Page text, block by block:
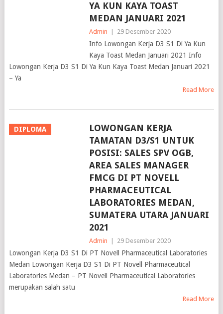
YA KUN KAYA TOAST
MEDAN JANUARI 2021
Admin 29 Desember 2020
Info Lowongan Kerja D3 S1 Di Ya Kun Kaya Toast Medan Januari
2021 Info Lowongan Kerja D3 S1 Di Ya Kun Kaya Toast Medan
Januari 2021 – Ya
TAMATAN D3/S1 UNTUK
POSISI: SALES SPV OGB,
AREA SALES MANAGER
FMCG DI PT NOVELL
PHARMACEUTICAL
LABORATORIES MEDAN,
SUMATERA UTARA JANUARI
2021
Admin
Lowongan Kerja D3 S1 Di PT Novell Pharmaceutical Laboratories
Medan Lowongan Kerja D3 S1 Di PT Novell Pharmaceutical
Laboratories Medan – PT Novell Pharmaceutical Laboratories
merupakan salah satu